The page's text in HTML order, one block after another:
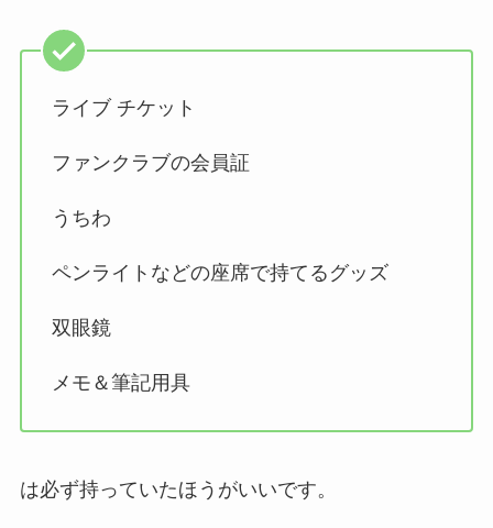
ライブ チケット
ファンクラブの会員証
うちわ
ペンライトなどの座席で持てるグッズ
双眼鏡
メモ＆筆記用具
は必ず持っていたほうがいいです。